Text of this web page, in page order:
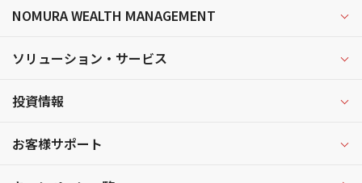
NOMURA WEALTH MANAGEMENT
ソリューション・サービス
投資情報
お客様サポート